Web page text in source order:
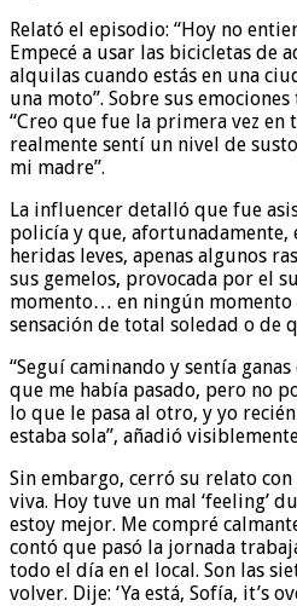
Relató el episodio: “Hoy no
Empecé a usar las bicicletas de
alquilas cuando estás en una
una moto”. Sobre sus
“Creo que fue la primera vez en
realmente sentí un nivel de
mi madre”.
La influencer detalló que fue
policía y que, afortunadamente,
heridas leves, apenas algunos
sus gemelos, provocada por el
momento… en ningún momento
sensación de total soledad o de
“Seguí caminando y sentía
que me había pasado, pero no
lo que le pasa al otro, y yo
estaba sola”, añadió
Sin embargo, cerró su relato
viva. Hoy tuve un mal ‘feeling’
estoy mejor. Me compré
contó que pasó la jornada
todo el día en el local. Son las
volver. Dije: ‘Ya está, Sofía, it’s